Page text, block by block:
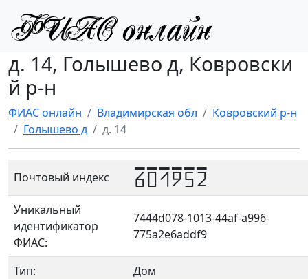
д. 14, Голышево д, Ковровски
й р-н
ФИАС онлайн Владимирская обл
Ковровский р-н
Голышево д
д. 14
Почтовый индекс 601952
Уникальный
идентификатор
ФИАС:
7444d078-1013-44af-a996-
775a2e6addf9
Тип:
Дом